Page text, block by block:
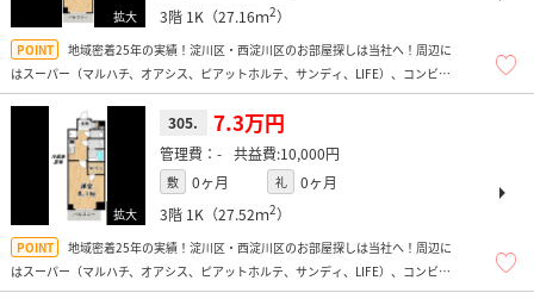
3階 1K（27.16ｍ2）
地域密着25年の実績！淀川区・西淀川区のお部屋探しは当社へ！周辺に
はスーパー（マルハチ、オアシス、ピアットホルテ、サンディ、LIFE）、コンビニ
多数、ドラッグストア、飲食店多数、お弁当屋さん多数あり便利ですよ！
305. 7.3万円
- 10,000円
敷 0ヶ月 礼
0ヶ月
3階 1K（27.52ｍ2）
地域密着25年の実績！淀川区・西淀川区のお部屋探しは当社へ！周辺に
はスーパー（マルハチ、オアシス、ピアットホルテ、サンディ、LIFE）、コンビニ
多数、ドラッグストア、飲食店多数、お弁当屋さん多数あり便利ですよ！